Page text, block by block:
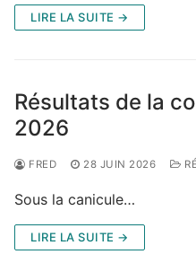
LIRE LA SUITE →
Résultats de la
2026
FRED 28 JUIN 2026
Sous la canicule…
LIRE LA SUITE →